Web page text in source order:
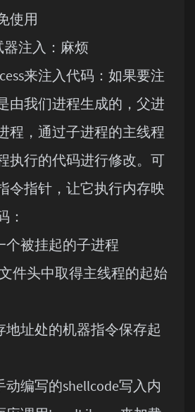
使用
器注入：麻烦
来注入代码：如果要注
由我们进程生成的，父进
程，通过子进程的主线程
执行的代码进行修改。可
令指针，让它执行内存映
：
个被挂起的子进程
件头中取得主线程的起始
地址处的机器指令保存起
编写的shellcode写入内